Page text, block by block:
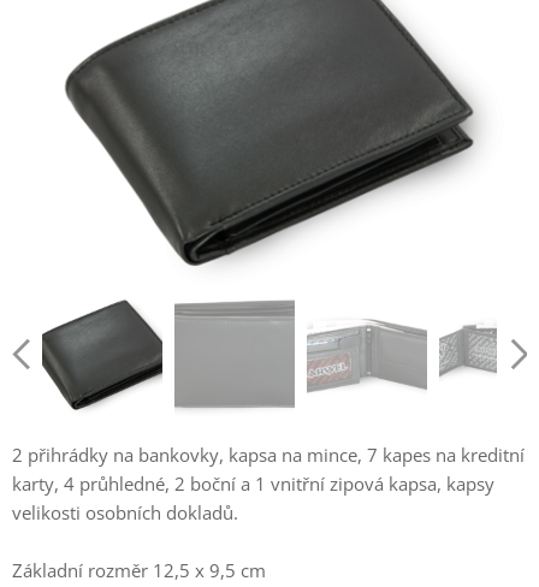
2 přihrádky na bankovky, kapsa na mince, 7 kapes na kreditní
karty, 4 průhledné, 2 boční a 1 vnitřní zipová kapsa, kapsy
velikosti osobních dokladů.
Základní rozměr 12,5 x 9,5 cm